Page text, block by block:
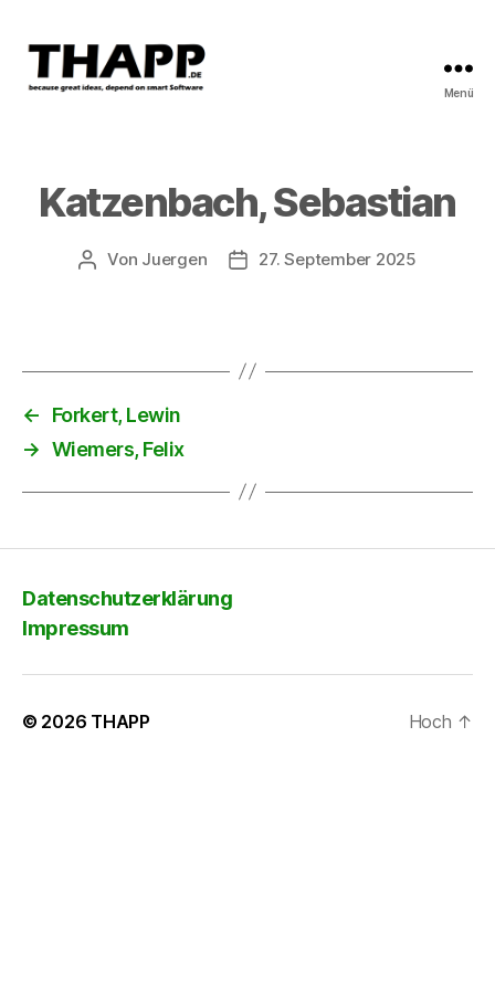
Menü
Katzenbach, Sebastian
Beitragsautor
Von Juergen Beitragsdatum
27. September 2025
←
Forkert, Lewin
→ Wiemers, Felix
Datenschutzerklärung
Impressum
© 2026 THAPP Hoch ↑